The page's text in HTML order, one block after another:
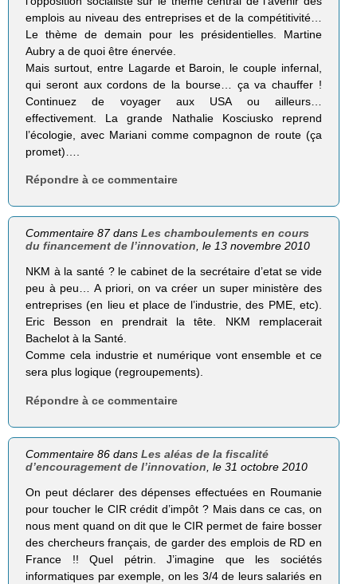
emplois au niveau des entreprises et de la compétitivité…
Le thème de demain pour les présidentielles. Martine
Aubry a de quoi être énervée.
Mais surtout, entre Lagarde et Baroin, le couple infernal,
qui seront aux cordons de la bourse… ça va chauffer !
Continuez de voyager aux USA ou ailleurs…
effectivement. La grande Nathalie Kosciusko reprend
l’écologie, avec Mariani comme compagnon de route (ça
promet)….
Répondre à ce commentaire
Commentaire 87 dansLes chamboulements en cours
du financement de l’innovation, le 13 novembre 2010
NKM à la santé ? le cabinet de la secrétaire d’etat se vide
peu à peu… A priori, on va créer un super ministère des
entreprises (en lieu et place de l’industrie, des PME, etc).
Eric Besson en prendrait la tête. NKM remplacerait
Bachelot à la Santé.
Comme cela industrie et numérique vont ensemble et ce
sera plus logique (regroupements).
Répondre à ce commentaire
Commentaire 86 dansLes aléas de la fiscalité
d’encouragement de l’innovation , le 31 octobre 2010
On peut déclarer des dépenses effectuées en Roumanie
pour toucher le CIR crédit d’impôt ? Mais dans ce cas, on
nous ment quand on dit que le CIR permet de faire bosser
des chercheurs français, de garder des emplois de RD en
France !! Quel pétrin. J’imagine que les sociétés
informatiques par exemple, on les 3/4 de leurs salariés en